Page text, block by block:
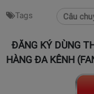
Tags Câu
ĐĂNG KÝ DÙNG
HÀNG ĐA KÊNH